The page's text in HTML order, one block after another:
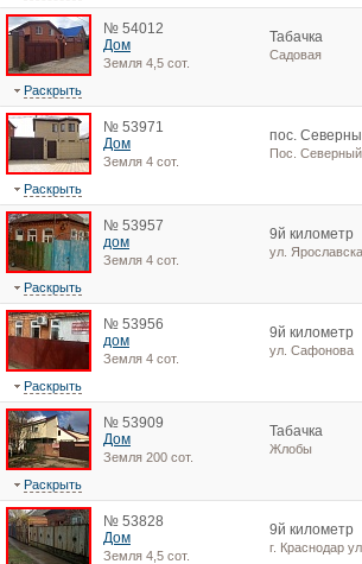
№ 54012
Дом
Земля 4,5 сот.
Табачка
Садовая
Раскрыть
№ 53971
Дом
Земля 4 сот.
пос.
Пос.
Раскрыть
№ 53957
дом
Земля 4 сот.
9й километр
ул.
Раскрыть
№ 53956
дом
Земля 4 сот.
9й километр
ул. Сафонова
Раскрыть
№ 53909
Дом
Земля 200 сот.
Табачка
Жлобы
Раскрыть
№ 53828
Дом
Земля 4,5 сот.
9й километр
г. Краснодар